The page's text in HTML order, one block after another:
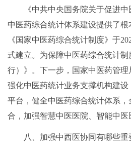
《中共中央国务院关于促进
中医药综合统计体系建设提供了
《国家中医药综合统计制度》于
式建立。为保障中医药综合统计
行）》。下一步，国家中医药管
强化中医药统计业务支撑机构建
平台，健全中医药综合统计体系
合，加强智慧中医医院、智能中
八、加强中西医协同有哪些重